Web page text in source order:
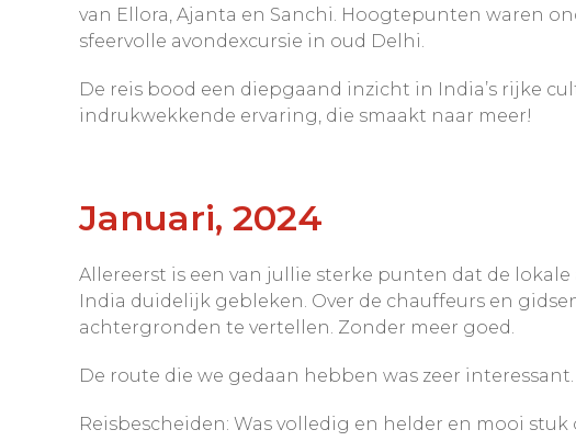
van Ellora, Ajanta en Sanchi. Hoogtepunten waren
sfeervolle avondexcursie in oud Delhi.
De reis bood een diepgaand inzicht in India’s rijke
indrukwekkende ervaring, die smaakt naar meer!
Januari, 2024
Allereerst is een van jullie sterke punten dat de
India duidelijk gebleken. Over de chauffeurs en
achtergronden te vertellen. Zonder meer goed.
De route die we gedaan hebben was zeer
Reisbescheiden: Was volledig en helder en mooi stuk